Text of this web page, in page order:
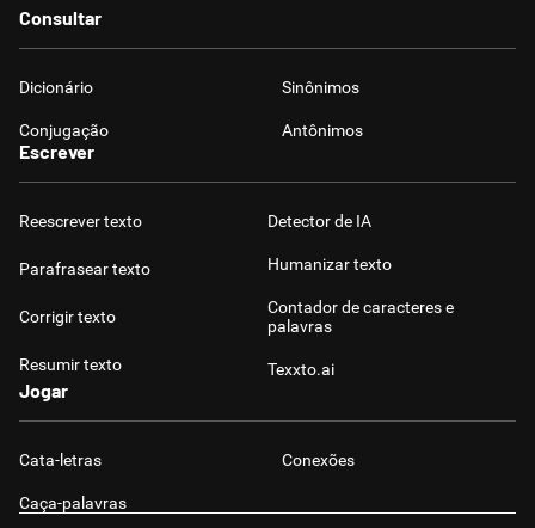
Consultar
Dicionário Sinônimos
Conjugação Antônimos
Escrever
Reescrever texto
Parafrasear texto
Corrigir texto
Resumir texto
Detector de IA
Humanizar texto
Contador de caracteres e
palavras
Texxto.ai
Jogar
Cata-letras Conexões
Caça-palavras